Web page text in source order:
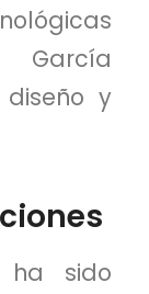
García
y
ha sido